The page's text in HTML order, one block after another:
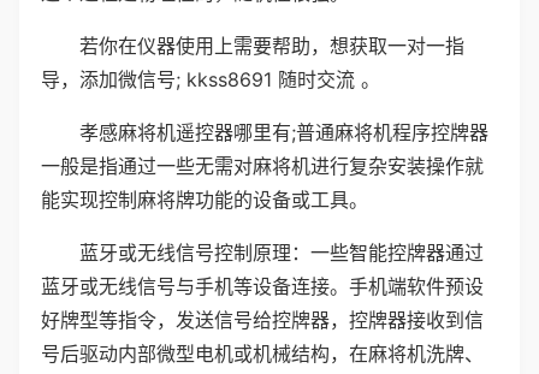
若你在仪器使用上需要帮助，想获取一对一指
导，添加微信号; kkss8691 随时交流 。
孝感麻将机遥控器哪里有;普通麻将机程序控牌器
一般是指通过一些无需对麻将机进行复杂安装操作就
能实现控制麻将牌功能的设备或工具。
蓝牙或无线信号控制原理：一些智能控牌器通过
蓝牙或无线信号与手机等设备连接。手机端软件预设
好牌型等指令，发送信号给控牌器，控牌器接收到信
号后驱动内部微型电机或机械结构，在麻将机洗牌、